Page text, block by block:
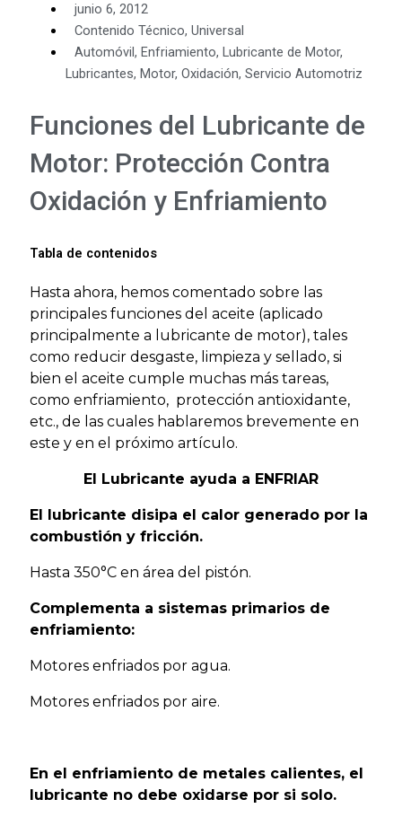
junio 6, 2012
Contenido Técnico, Universal
Automóvil, Enfriamiento, Lubricante de Motor,
Lubricantes, Motor, Oxidación, Servicio Automotriz
Funciones del Lubricante de
Motor: Protección Contra
Oxidación y Enfriamiento
Tabla de contenidos
Hasta ahora, hemos comentado sobre las
principales funciones del aceite (aplicado
principalmente a lubricante de motor), tales
como reducir desgaste, limpieza y sellado, si
bien el aceite cumple muchas más tareas,
como enfriamiento, protección antioxidante,
etc., de las cuales hablaremos brevemente en
este y en el próximo artículo.
El Lubricante ayuda a ENFRIAR
El lubricante disipa el calor generado por la
combustión y fricción.
Hasta 350°C en área del pistón.
Complementa a sistemas primarios de
enfriamiento:
Motores enfriados por agua.
Motores enfriados por aire.
En el enfriamiento de metales calientes, el
lubricante no debe oxidarse por si solo.